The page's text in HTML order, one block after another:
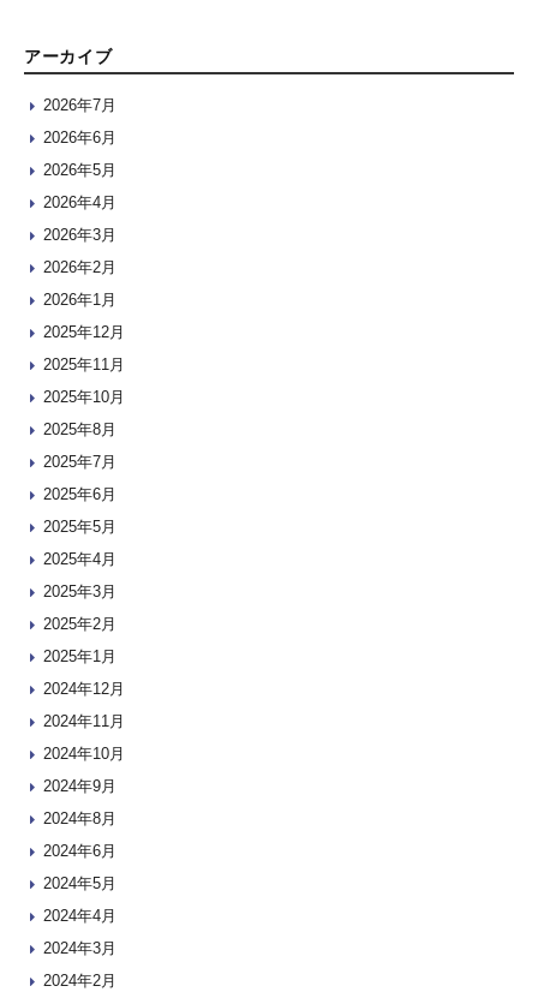
アーカイブ
2026年7月
2026年6月
2026年5月
2026年4月
2026年3月
2026年2月
2026年1月
2025年12月
2025年11月
2025年10月
2025年8月
2025年7月
2025年6月
2025年5月
2025年4月
2025年3月
2025年2月
2025年1月
2024年12月
2024年11月
2024年10月
2024年9月
2024年8月
2024年6月
2024年5月
2024年4月
2024年3月
2024年2月